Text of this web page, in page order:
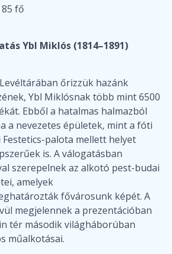
fő
Ybl Miklós (1814–1891)
őrizzük hazánk
Ybl Miklósnak több mint 6500
Ebből a hatalmas halmazból
a nevezetes épületek, mint a fóti
palota mellett helyet
is. A válogatásban
szerepelnek az alkotó pest-budai
amelyek
fővárosunk képét. A
megjelennek a prezentációban
tér második világháborúban
műalkotásai.